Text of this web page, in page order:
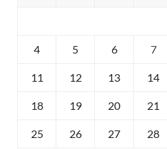
4 5 6 7
11 12 13 14
18 19 20 21
25 26 27 28